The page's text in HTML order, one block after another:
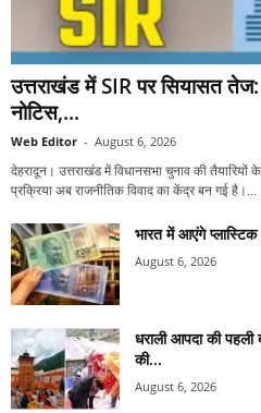
उत्तराखंड में SIR पर सियासत
नोटिस,...
Web Editor - August 6, 2026
देहरादून। उत्तराखंड में विधानसभा चुनाव की तैयारियों
प्रक्रिया अब राजनीतिक विवाद का केंद्र बन गई है।...
भारत में आएंगे
August 6, 2026
धराली आपदा की पहली
की...
August 6, 2026